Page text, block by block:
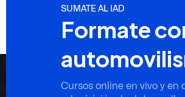
SUMATE AL IAD
Formate
Cursos online en vivo y en